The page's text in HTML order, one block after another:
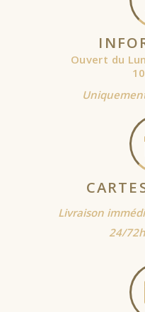
Ouvert du
Livraison
24/